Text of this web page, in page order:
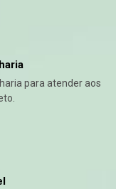
para atender aos